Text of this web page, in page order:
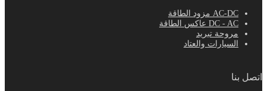
AC-DC مزود الطاقة
DC - AC عاكس الطاقة
مروحة تبريد
السيارات والعتاد
اتصل بنا